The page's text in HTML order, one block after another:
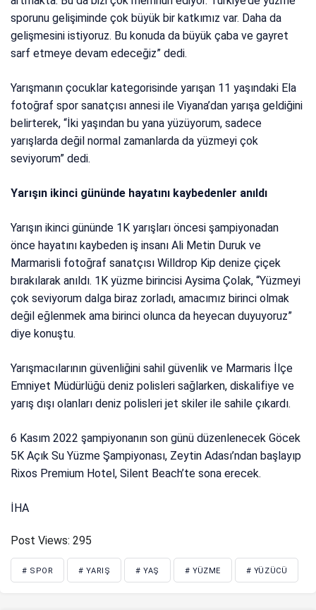
sporunu gelişiminde çok büyük bir katkımız var. Daha da
gelişmesini istiyoruz. Bu konuda da büyük çaba ve gayret
sarf etmeye devam edeceğiz” dedi.
Yarışmanın çocuklar kategorisinde yarışan 11 yaşındaki Ela
fotoğraf spor sanatçısı annesi ile Viyana’dan yarışa geldiğini
belirterek, “İki yaşından bu yana yüzüyorum, sadece
yarışlarda değil normal zamanlarda da yüzmeyi çok
seviyorum” dedi.
Yarışın ikinci gününde hayatını kaybedenler anıldı
Yarışın ikinci gününde 1K yarışları öncesi şampiyonadan
önce hayatını kaybeden iş insanı Ali Metin Duruk ve
Marmarisli fotoğraf sanatçısı Willdrop Kip denize çiçek
bırakılarak anıldı. 1K yüzme birincisi Aysima Çolak, “Yüzmeyi
çok seviyorum dalga biraz zorladı, amacımız birinci olmak
değil eğlenmek ama birinci olunca da heyecan duyuyoruz”
diye konuştu.
Yarışmacılarının güvenliğini sahil güvenlik ve Marmaris İlçe
Emniyet Müdürlüğü deniz polisleri sağlarken, diskalifiye ve
yarış dışı olanları deniz polisleri jet skiler ile sahile çıkardı.
6 Kasım 2022 şampiyonanın son günü düzenlenecek Göcek
5K Açık Su Yüzme Şampiyonası, Zeytin Adası’ndan başlayıp
Rixos Premium Hotel, Silent Beach’te sona erecek.
İHA
Post Views: 295
# SPOR # YARIŞ # YAŞ # YÜZME # YÜZÜCÜ